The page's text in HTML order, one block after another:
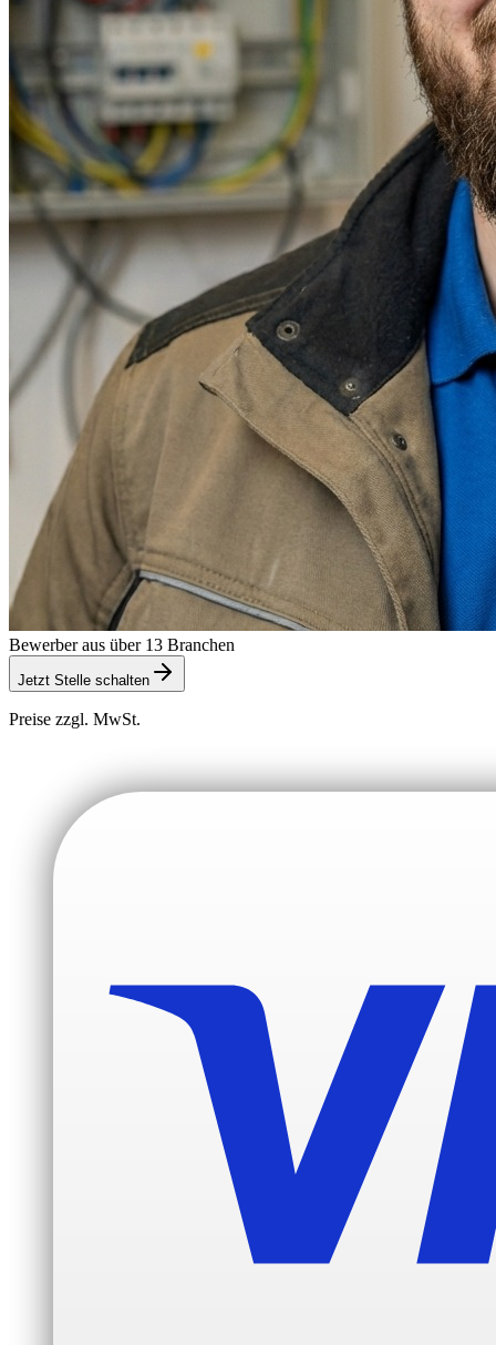
Bewerber aus über 13 Branchen
Jetzt Stelle schalten
Preise zzgl. MwSt.